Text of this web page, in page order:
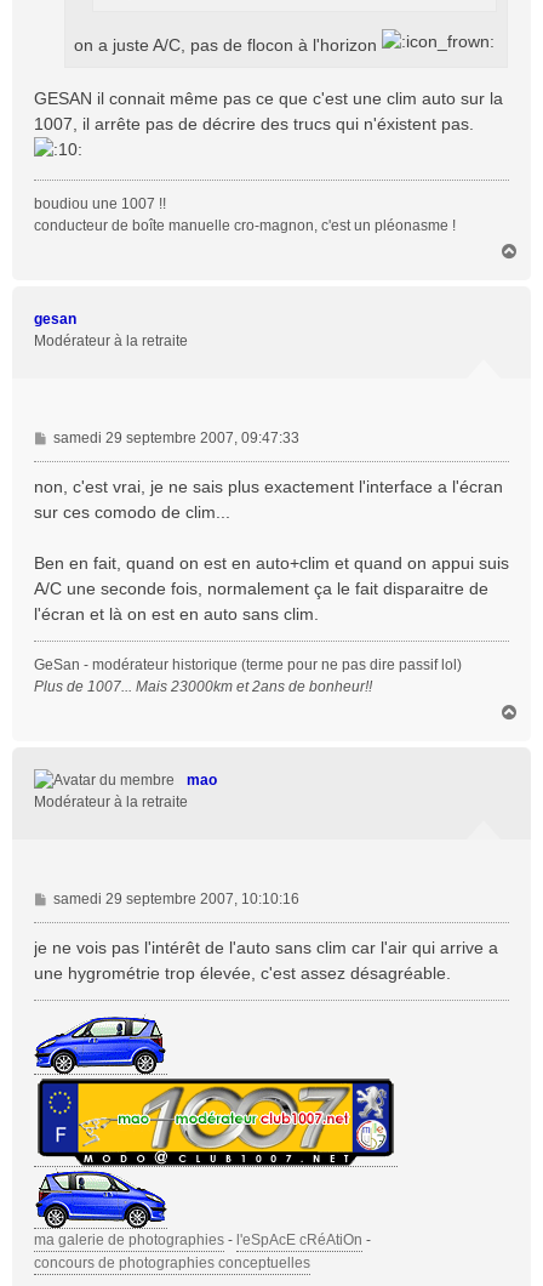
on a juste A/C, pas de flocon à l'horizon
GESAN il connait même pas ce que c'est une clim auto sur la
1007, il arrête pas de décrire des trucs qui n'éxistent pas.
boudiou une 1007 !!
conducteur de boîte manuelle cro-magnon, c'est un pléonasme !
gesan
Modérateur à la retraite
M
e
s
a
e
samedi 29 septembre 2007, 09:47:33
non, c'est vrai, je ne sais plus exactement l'interface a l'écran
sur ces comodo de clim...
Ben en fait, quand on est en auto+clim et quand on appui suis
A/C une seconde fois, normalement ça le fait disparaitre de
l'écran et là on est en auto sans clim.
GeSan - modérateur historique (terme pour ne pas dire passif lol)
Plus de 1007... Mais 23000km et 2ans de bonheur!!
mao
Modérateur à la retraite
M
e
s
a
g
samedi 29 septembre 2007, 10:10:16
je ne vois pas l'intérêt de l'auto sans clim car l'air qui arrive a
une hygrométrie trop élevée, c'est assez désagréable.
ma galerie de photographies - l'eSpAcE cRéAtiOn -
concours de photographies conceptuelles